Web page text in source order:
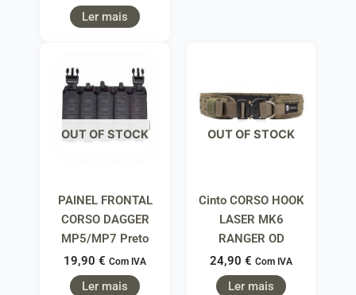
Ler mais
OUT OF STOCK
PAINEL FRONTAL
CORSO DAGGER
MP5/MP7 Preto
19,90 € Com IVA
Ler mais
OUT OF STOCK
Cinto CORSO HOOK
LASER MK6
RANGER OD
24,90 € Com IVA
Ler mais